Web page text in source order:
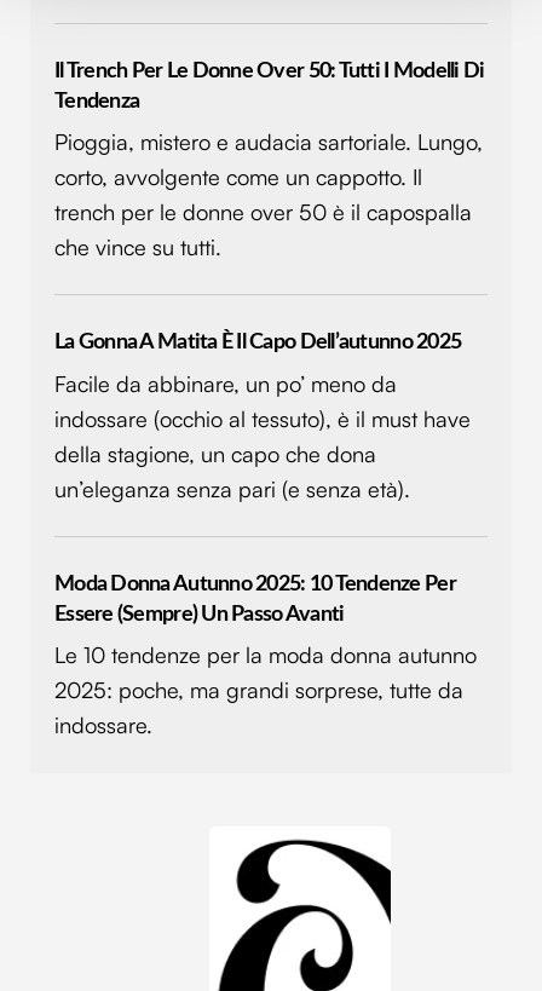
e imposta le tue preferenze nellasezione dettagli. Puoi
dalla Dichiarazione sui cookie.
Utilizziamo i cookie per personalizzare contenuti ed
annunci, per fornire funzionalità dei social media e per
informazioni sul modo in cui utilizzi il nostro sito con i
nostri partner che si occupano di analisi dei dati web,
raccolto dal tuo utilizzo dei loro servizi.
Il Trench Per Le Donne Over 50: Tutti I Modelli Di
Tendenza
Pioggia, mistero e audacia sartoriale. Lungo,
corto, avvolgente come un cappotto. Il
trench per le donne over 50 è il capospalla
che vince su tutti.
La Gonna A Matita È Il Capo Dell’autunno 2025
Facile da abbinare, un po’ meno da
indossare (occhio al tessuto), è il must have
della stagione, un capo che dona
un’eleganza senza pari (e senza età).
Moda Donna Autunno 2025: 10 Tendenze Per
Essere (sempre) Un Passo Avanti
Le 10 tendenze per la moda donna autunno
2025: poche, ma grandi sorprese, tutte da
indossare.